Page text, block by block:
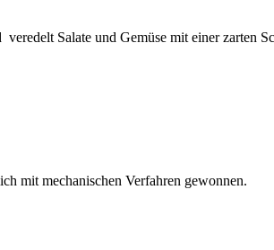
Salate und Gemüse mit einer zarten
mit mechanischen Verfahren gewonnen.